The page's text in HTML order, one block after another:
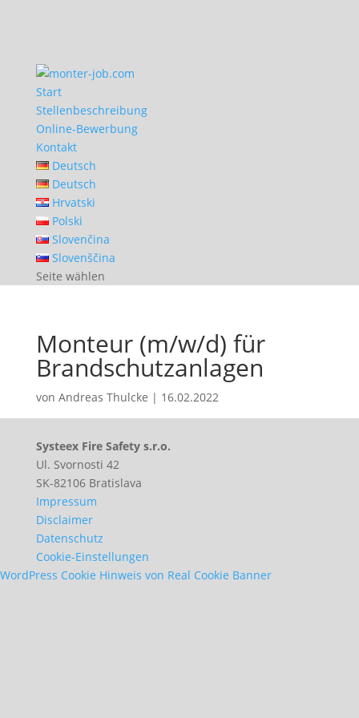
Start
Stellenbeschreibung
Online-Bewerbung
Kontakt
Deutsch
Deutsch
Hrvatski
Polski
Slovenčina
Slovenščina
Seite wählen
Monteur (m/w/d) für
Brandschutzanlagen
von Andreas Thulcke | 16.02.2022
Systeex Fire Safety s.r.o.
Ul. Svornosti 42
SK-82106 Bratislava
Impressum
Disclaimer
Datenschutz
Cookie-Einstellungen
WordPress Cookie Hinweis von Real Cookie Banner